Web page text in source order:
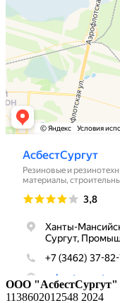
ООО "АсбестСургут"
1138602012548 2024